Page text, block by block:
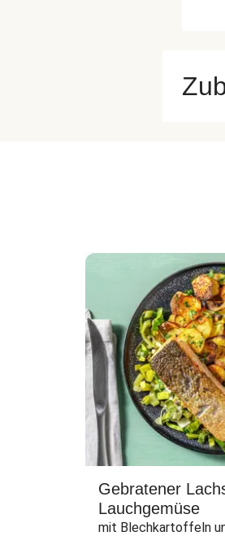
Gebratener
Lauchgemüse
mit Blechkartoffeln